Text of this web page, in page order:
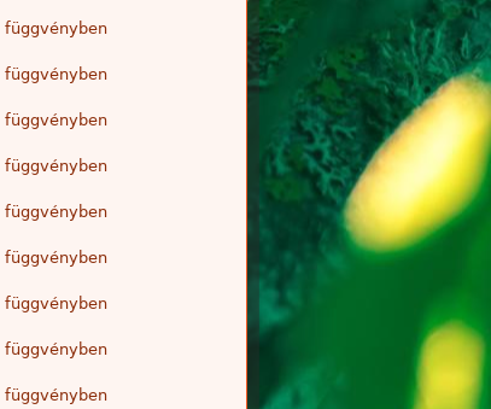
függvényben
függvényben
függvényben
függvényben
függvényben
függvényben
függvényben
függvényben
függvényben